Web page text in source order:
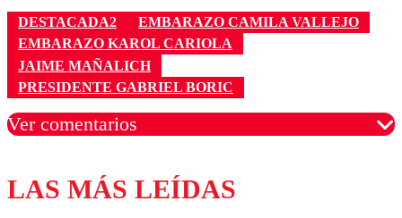
DESTACADA2
EMBARAZO CAMILA VALLEJO
EMBARAZO KAROL CARIOLA
JAIME MAÑALICH
PRESIDENTE GABRIEL BORIC
Ver comentarios
Los comentarios son moderados para garantizar un
diálogo respetuoso.
LAS MÁS LEÍDAS